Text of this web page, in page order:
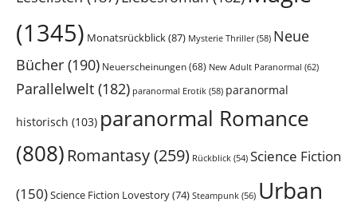
(1345) Monatsrückblick(87) Mysterie Thriller(58) Neue
Bücher (190) Neuerscheinungen(68) New Adult Paranormal (62)
Parallelwelt (182) paranormal Erotik (58) paranormal
historisch (103) paranormal Romance
(808) Romantasy(259) Rückblick (54) Science Fiction
(150)Science Fiction Lovestory(74) Steampunk (56) Urban